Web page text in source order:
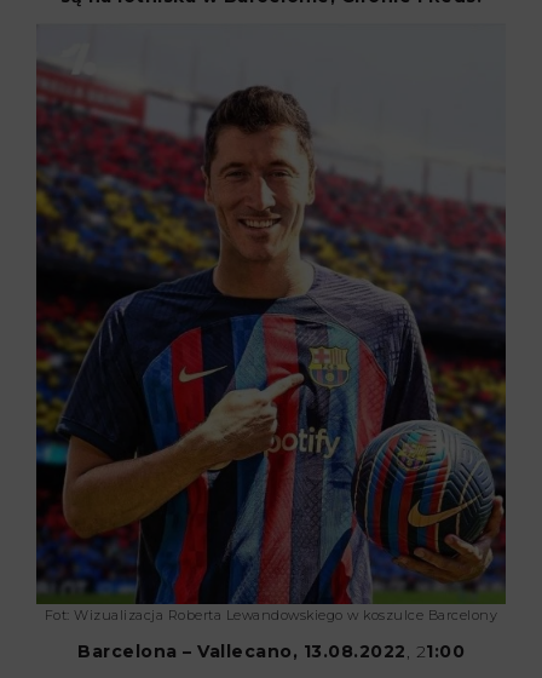
Fot: Wizualizacja Roberta Lewandowskiego w koszulce Barcelony
Barcelona – Vallecano, 13.08.2022, 21:00